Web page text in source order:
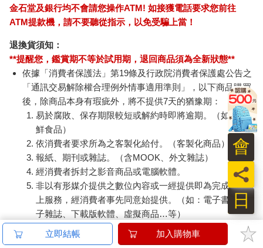
金石堂及銀行均不會請您操作ATM! 如接獲電話要求您前往
ATM提款機，請不要聽從指示，以免受騙上當！
退換貨須知：
**提醒您，鑑賞期不等於試用期，退回商品須為全新狀態**
依據「消費者保護法」第19條及行政院消費者保護處公告之
「通訊交易解除權合理例外情事適用準則」，以下商品購買
後，除商品本身有瑕疵外，將不提供7天的猶豫期：
易於腐敗、保存期限較短或解約時即將逾期。（如：生
鮮食品）
依消費者要求所為之客製化給付。（客製化商品）
報紙、期刊或雜誌。（含MOOK、外文雜誌）
經消費者拆封之影音商品或電腦軟體。
非以有形媒介提供之數位內容或一經提供即為完成之線
上服務，經消費者事先同意始提供。（如：電子書、電
子雜誌、下載版軟體、虛擬商品…等）
已拆封之個人衛生用品。（如：內衣褲、刮鬍刀、除毛
刀…等）
立即結帳 加入購物車
日
員
會